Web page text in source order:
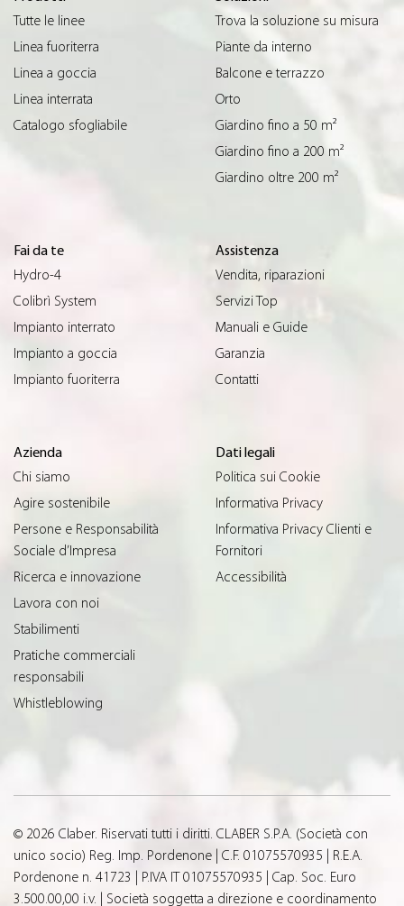
Tutte le linee
Linea fuoriterra
Linea a goccia
Linea interrata
Catalogo sfogliabile
Trova la soluzione su misura
Piante da interno
Balcone e terrazzo
Orto
Giardino fino a 50 m²
Giardino fino a 200 m²
Giardino oltre 200 m²
Fai da te
Hydro-4
Colibrì System
Impianto interrato
Impianto a goccia
Impianto fuoriterra
Assistenza
Vendita, riparazioni
Servizi Top
Manuali e Guide
Garanzia
Contatti
Azienda
Chi siamo
Agire sostenibile
Persone e Responsabilità
Sociale d’Impresa
Ricerca e innovazione
Lavora con noi
Stabilimenti
Pratiche commerciali
responsabili
Whistleblowing
Dati legali
Politica sui Cookie
Informativa Privacy
Informativa Privacy Clienti e
Fornitori
Accessibilità
© 2026 Claber. Riservati tutti i diritti. CLABER S.P.A. (Società con
unico socio) Reg. Imp. Pordenone | C.F. 01075570935 | R.E.A.
Pordenone n. 41723 | P.IVA IT 01075570935 | Cap. Soc. Euro
3.500.00,00 i.v. | Società soggetta a direzione e coordinamento